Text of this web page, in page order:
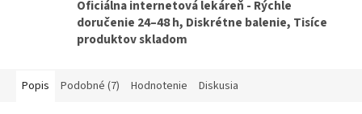
Oficiálna internetová lekáreň - Rýchle
doručenie 24–48 h, Diskrétne balenie, Tisíce
produktov skladom
Popis Podobné (7) Hodnotenie Diskusia